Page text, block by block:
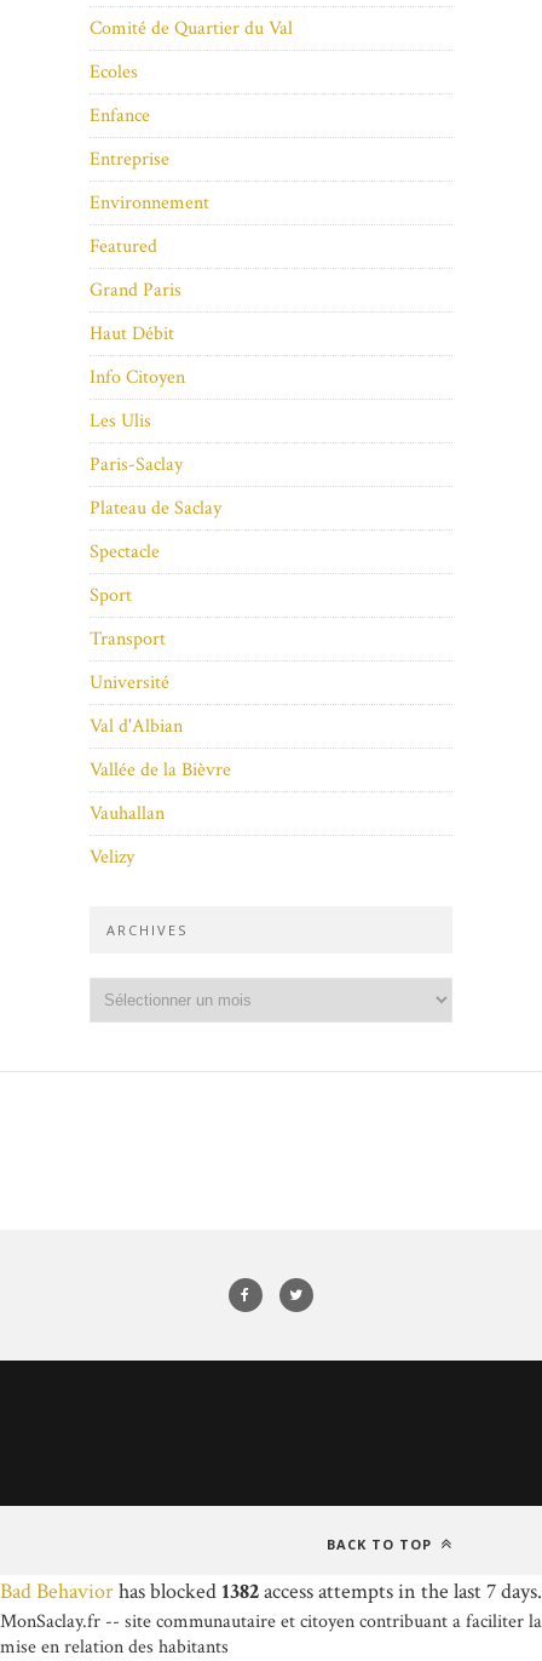
Comité de Quartier du Val
Ecoles
Enfance
Entreprise
Environnement
Featured
Grand Paris
Haut Débit
Info Citoyen
Les Ulis
Paris-Saclay
Plateau de Saclay
Spectacle
Sport
Transport
Université
Val d'Albian
Vallée de la Bièvre
Vauhallan
Velizy
ARCHIVES
BACK TO TOP
Bad Behaviorhas blocked1382access attempts in the last 7 days.
MonSaclay.fr -- site communautaire et citoyen contribuant a faciliter la
mise en relation des habitants